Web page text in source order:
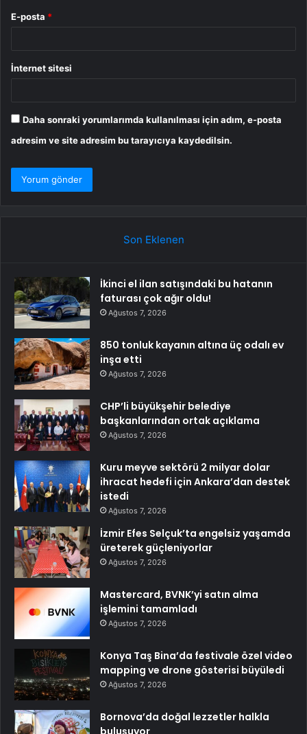
E-posta *
İnternet sitesi
Daha sonraki yorumlarımda kullanılması için adım, e-posta
adresim ve site adresim bu tarayıcıya kaydedilsin.
Son Eklenen
İkinci el ilan satışındaki bu hatanın
faturası çok ağır oldu!
Ağustos 7, 2026
850 tonluk kayanın altına üç odalı ev
inşa etti
Ağustos 7, 2026
CHP’li büyükşehir belediye
başkanlarından ortak açıklama
Ağustos 7, 2026
Kuru meyve sektörü 2 milyar dolar
ihracat hedefi için Ankara’dan destek
istedi
Ağustos 7, 2026
İzmir Efes Selçuk’ta engelsiz yaşamda
üreterek güçleniyorlar
Ağustos 7, 2026
Mastercard, BVNK’yi satın alma
işlemini tamamladı
Ağustos 7, 2026
Konya Taş Bina’da festivale özel video
mapping ve drone gösterisi büyüledi
Ağustos 7, 2026
Bornova’da doğal lezzetler halkla